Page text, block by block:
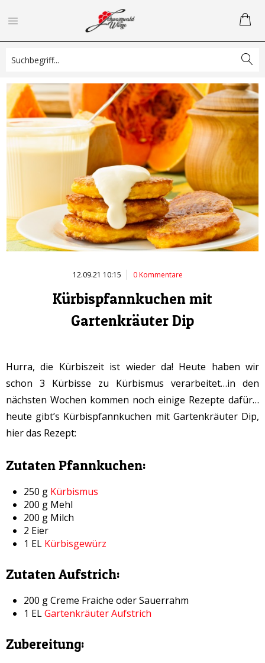
Kürbispfannkuchen mit Gartenkräuter Dip
12.09.21 10:15 0 Kommentare
Kürbispfannkuchen mit
Gartenkräuter Dip
Hurra, die Kürbiszeit ist wieder da! Heute haben wir
schon 3 Kürbisse zu Kürbismus verarbeitet…in den
nächsten Wochen kommen noch einige Rezepte dafür…
heute gibt’s Kürbispfannkuchen mit Gartenkräuter Dip,
hier das Rezept:
Zutaten Pfannkuchen:
250 g Kürbismus
200 g Mehl
200 g Milch
2 Eier
1 EL Kürbisgewürz
Zutaten Aufstrich:
200 g Creme Fraiche oder Sauerrahm
1 ELGartenkräuter Aufstrich
Zubereitung: